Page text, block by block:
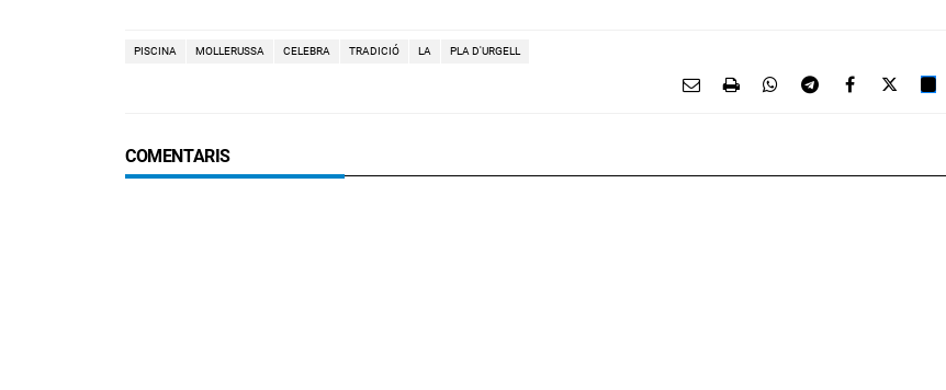
PISCINA MOLLERUSSA CELEBRA TRADICIÓ LA PLA D'URGELL
COMENTARIS